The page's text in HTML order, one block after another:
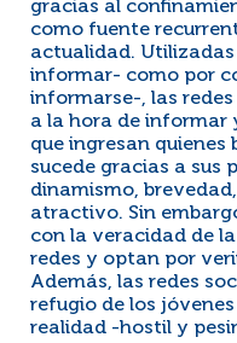
gracias al
como fuente
actualidad.
informar- como por
informarse-, las
a la hora de informar
que ingresan
sucede gracias a sus
dinamismo,
atractivo. Sin
con la veracidad de
redes y optan por
Además, las redes
refugio de los
realidad -hostil y